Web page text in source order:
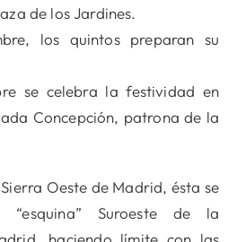
de los Jardines.
los quintos preparan su
se celebra la festividad en
Concepción, patrona de la
Oeste de Madrid, ésta se
Suroeste de la